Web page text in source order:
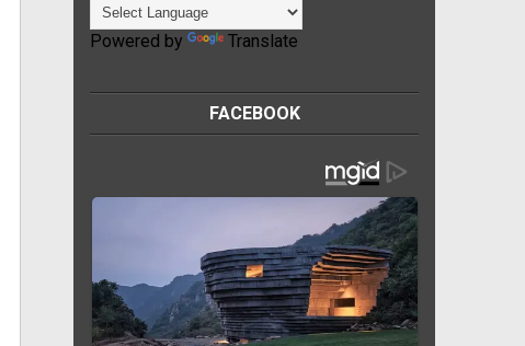
Powered by Translate
FACEBOOK